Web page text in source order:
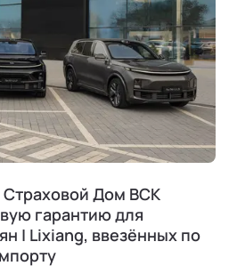
Страховой Дом ВСК
гарантию для
| Lixiang, ввезённых по